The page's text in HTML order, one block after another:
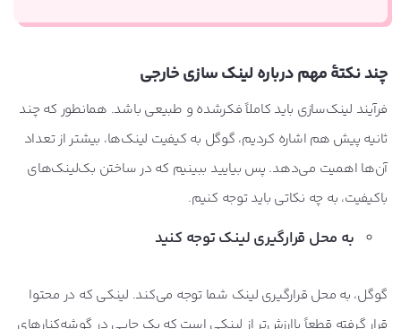
چند نکتۀ مهم درباره لینک سازی خارجی
فرآیند لینک‌سازی باید کاملاً فکرشده و طبیعی باشد. همانطور که چند
ثانیه پیش هم اشاره کردیم، گوگل به کیفیت لینک‌ها، بیشتر از تعداد
آن‌ها اهمیت می‌دهد. پس بیایید ببینیم که در ساختن بک‌لینک‌های
باکیفیت، به چه نکاتی باید توجه کنیم.
به محل قرارگیری لینک توجه کنید
گوگل، به محل قرارگیری لینک شما توجه می‌کند. لینکی که در محتوا
قرار گرفته قطعاً باارزش‌تر از لینکی است که یک جایی در گوشه‌کنارهای